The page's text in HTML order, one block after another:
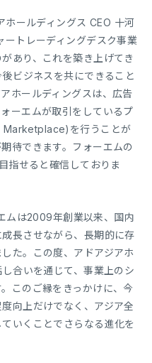
ールディングス CEO 十河
トレーディングデスク事業
あり、これを築き上げてき
ビジネスを共にできること
ホールディングスは、広告
ーエムが取引をしているプ
Marketplace)を行うことが
待できます。フォーエムの
指せると確信しておりま
ムは2009年創業以来、国内
長させながら、長期的に存
た。この度、アドアジアホ
合いを通じて、事業上のシ
このご縁をきっかけに、今
向上だけでなく、アジア全
いくことでさらなる進化を